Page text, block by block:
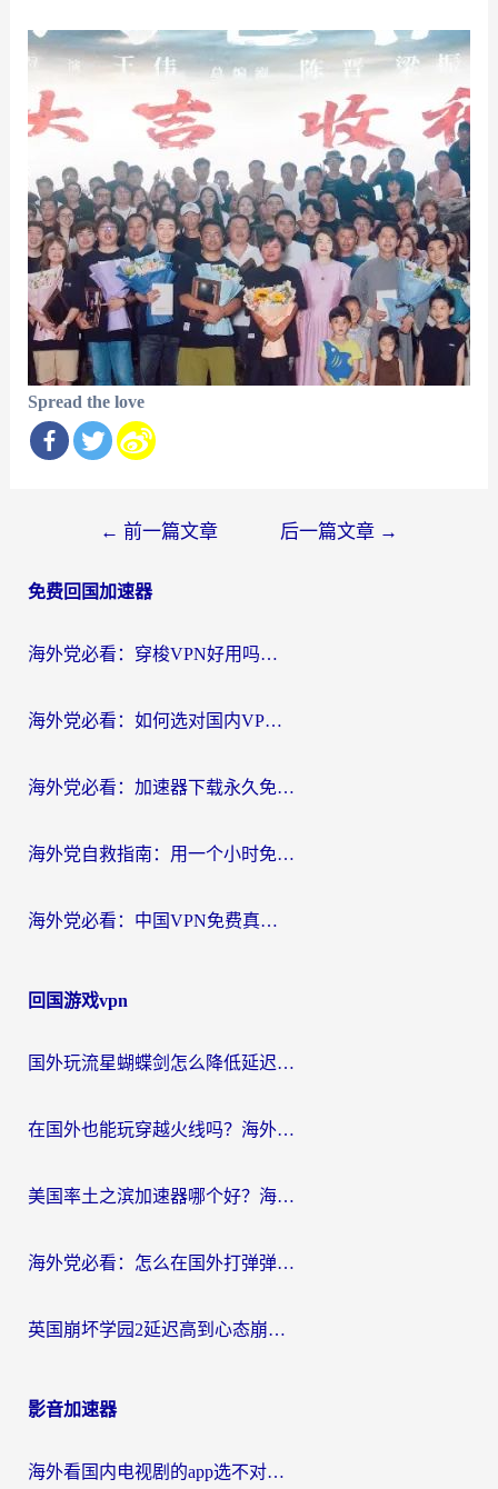
Spread the love
导
← 前一篇文章 后一篇文章 →
免费回国加速器
海外党必看：穿梭VPN好用吗？和云帆VPN对比哪个回国效果更好？附真实测评+避坑指南
海外党必看：如何选对国内VPN，实现无缝访问国内资源？
海外党必看：加速器下载永久免费版真的存在吗？教你无缝访问国内资源的正确姿势
海外党自救指南：用一个小时免费加速器，轻松打破国内资源访问壁垒？
海外党必看：中国VPN免费真的靠谱吗？手把手教你选对回国加速器
回国游戏vpn
国外玩流星蝴蝶剑怎么降低延迟？海外党必看的加速秘籍（含欧洲鸣潮&彩虹岛优化攻略）
在国外也能玩穿越火线吗？海外玩家国服游戏畅玩终极指南
美国率土之滨加速器哪个好？海外党国服游戏畅玩终极指南（附多游戏解决方案）
海外党必看：怎么在国外打弹弹堂不卡？番茄加速器亲测指南
英国崩坏学园2延迟高到心态崩？海外党国服游戏加速终极指南
影音加速器
海外看国内电视剧的app选不对？这份回国加速器避坑指南帮你流畅追剧